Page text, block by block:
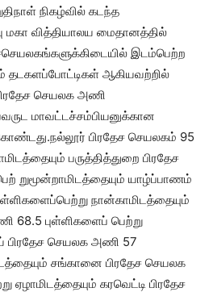
நிகழ்வில் கடந்த
மகா வித்தியாலய மைதானத்தில்
இடம்பெற்ற
தடகளப்போட்டிகள் ஆகியவற்றில்
செயலக அணி
மாவட்டச்சம்பியனுக்கான
பிரதேச செயலகம் 95
பருத்தித்துறை பிரதேச
றுமூன்றாமிடத்தையும் யாழ்ப்பாணம்
நான்காமிடத்தையும்
68.5 புள்ளிகளைப் பெற்று
பிரதேச செயலக அணி 57
சங்கானை பிரதேச செயலக
ஏழாமிடத்தையும் கரவெட்டி பிரதேச